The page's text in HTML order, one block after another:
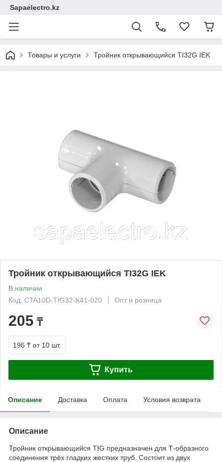
Sapaelectro.kz
Товары и услуги Тройник открывающийся TI32G IEK
Тройник открывающийся TI32G IEK
В наличии
Код: CTA10D-TIG32-K41-020
Опт и розница
205 ₸
196 ₸ от 10 шт.
Купить
Описание Доставка Оплата Условия возврата
Описание
Тройник открывающийся TIG предназначен для Т-образного
соединения трёх гладких жестких труб. Состоит из двух